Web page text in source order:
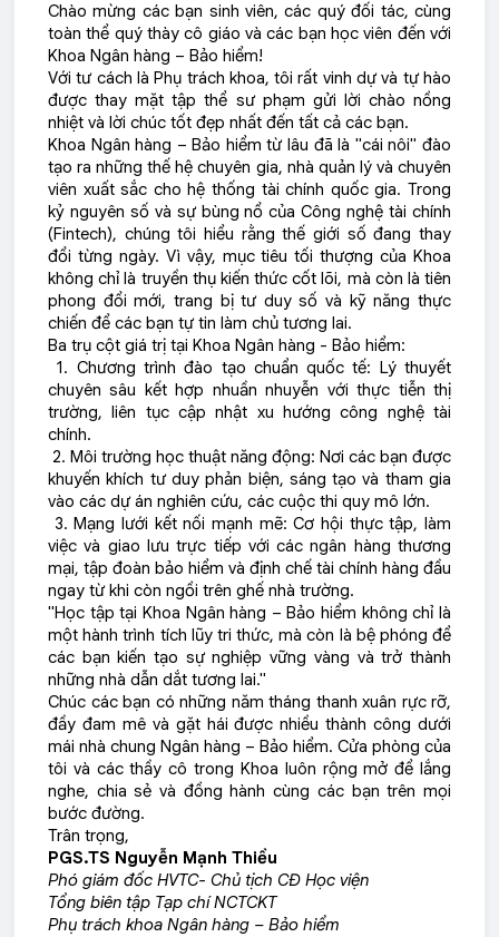
Chào mừng các bạn sinh viên, các quý đối tác, cùng
toàn thể quý thày cô giáo và các bạn học viên đến với
Khoa Ngân hàng – Bảo hiểm!
Với tư cách là Phụ trách khoa, tôi rất vinh dự và tự hào
được thay mặt tập thể sư phạm gửi lời chào nồng
nhiệt và lời chúc tốt đẹp nhất đến tất cả các bạn.
Khoa Ngân hàng – Bảo hiểm từ lâu đã là "cái nôi" đào
tạo ra những thế hệ chuyên gia, nhà quản lý và chuyên
viên xuất sắc cho hệ thống tài chính quốc gia. Trong
kỷ nguyên số và sự bùng nổ của Công nghệ tài chính
(Fintech), chúng tôi hiểu rằng thế giới số đang thay
đổi từng ngày. Vì vậy, mục tiêu tối thượng của Khoa
không chỉ là truyền thụ kiến thức cốt lõi, mà còn là tiên
phong đổi mới, trang bị tư duy số và kỹ năng thực
chiến để các bạn tự tin làm chủ tương lai.
Ba trụ cột giá trị tại Khoa Ngân hàng - Bảo hiểm:
1. Chương trình đào tạo chuẩn quốc tế: Lý thuyết
chuyên sâu kết hợp nhuần nhuyễn với thực tiễn thị
trường, liên tục cập nhật xu hướng công nghệ tài
chính.
2. Môi trường học thuật năng động: Nơi các bạn được
khuyến khích tư duy phản biện, sáng tạo và tham gia
vào các dự án nghiên cứu, các cuộc thi quy mô lớn.
3. Mạng lưới kết nối mạnh mẽ: Cơ hội thực tập, làm
việc và giao lưu trực tiếp với các ngân hàng thương
mại, tập đoàn bảo hiểm và định chế tài chính hàng đầu
ngay từ khi còn ngồi trên ghế nhà trường.
"Học tập tại Khoa Ngân hàng – Bảo hiểm không chỉ là
một hành trình tích lũy tri thức, mà còn là bệ phóng để
các bạn kiến tạo sự nghiệp vững vàng và trở thành
những nhà dẫn dắt tương lai."
Chúc các bạn có những năm tháng thanh xuân rực rỡ,
đầy đam mê và gặt hái được nhiều thành công dưới
mái nhà chung Ngân hàng – Bảo hiểm. Cửa phòng của
tôi và các thầy cô trong Khoa luôn rộng mở để lắng
nghe, chia sẻ và đồng hành cùng các bạn trên mọi
bước đường.
Trân trọng,
PGS.TS Nguyễn Mạnh Thiều
Phó giám đốc HVTC- Chủ tịch CĐ Học viện
Tổng biên tập Tạp chí NCTCKT
Phụ trách khoa Ngân hàng – Bảo hiểm